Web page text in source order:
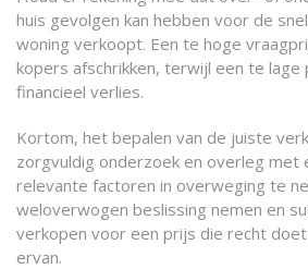
huis gevolgen kan hebben voor de
woning verkoopt. Een te hoge
kopers afschrikken, terwijl een te lage
financieel verlies.
Kortom, het bepalen van de juiste
zorgvuldig onderzoek en overleg met
relevante factoren in overweging te
weloverwogen beslissing nemen en
verkopen voor een prijs die recht
ervan.